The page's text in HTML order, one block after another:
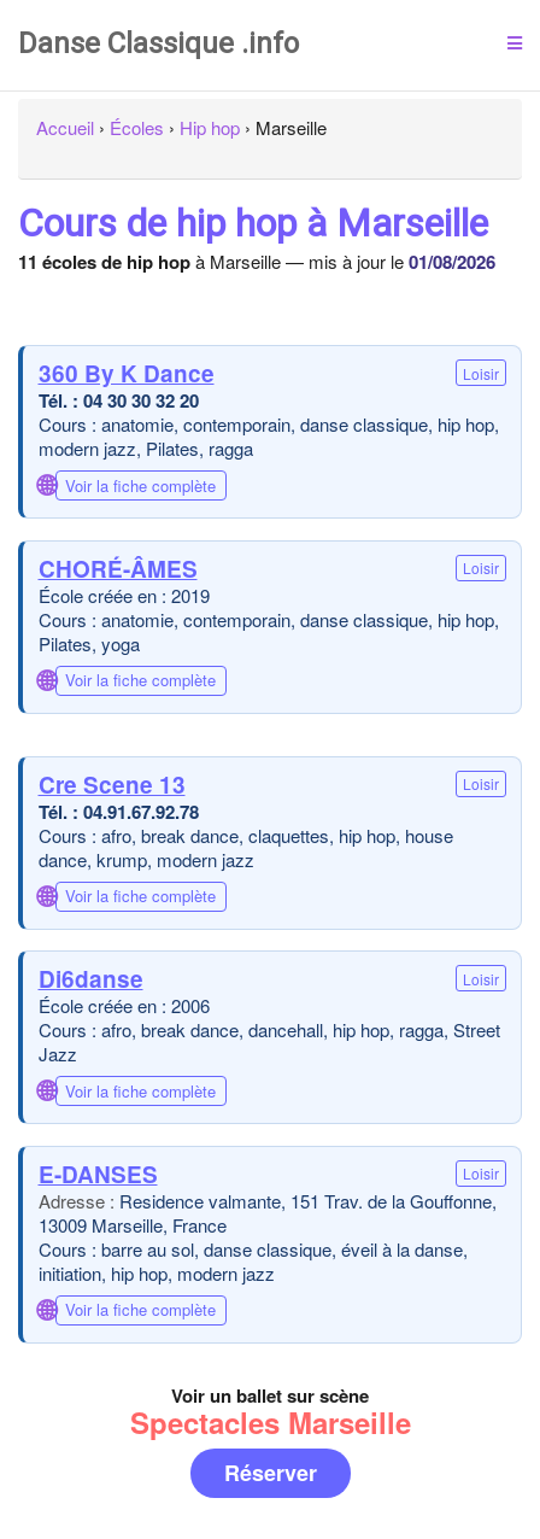
Danse Classique .info
Accueil › Écoles › Hip hop › Marseille
Cours de hip hop à Marseille
11 écoles de hip hopà Marseille — mis à jour le01/08/2026
360 By K Dance Loisir
04 30 30 32 20
Cours : anatomie, contemporain, danse classique, hip hop,
modern jazz, Pilates, ragga
🌐 Voir la fiche complète
CHORÉ-ÂMES Loisir
École créée en : 2019
Cours : anatomie, contemporain, danse classique, hip hop,
Pilates, yoga
🌐 Voir la fiche complète
Cre Scene 13 Loisir
04.91.67.92.78
Cours : afro, break dance, claquettes, hip hop, house
dance, krump, modern jazz
🌐 Voir la fiche complète
Di6danse Loisir
École créée en : 2006
Cours : afro, break dance, dancehall, hip hop, ragga, Street
Jazz
🌐 Voir la fiche complète
E-DANSES Loisir
Residence valmante, 151 Trav. de la Gouffonne,
13009 Marseille, France
Cours : barre au sol, danse classique, éveil à la danse,
initiation, hip hop, modern jazz
🌐 Voir la fiche complète
Voir un ballet sur scène
Spectacles Marseille
Réserver